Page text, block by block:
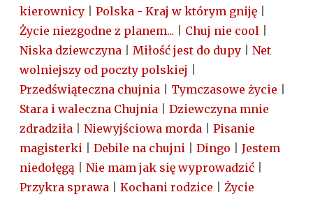
kierownicy
Polska - Kraj w którym gniję
Życie niezgodne z planem...
Chuj nie cool
Niska dziewczyna
Miłość jest do dupy
Net
wolniejszy od poczty polskiej
Przedświąteczna chujnia
Tymczasowe życie
Stara i waleczna Chujnia
Dziewczyna mnie
zdradziła
Niewyjściowa morda
Pisanie
magisterki
Debile na chujni Dingo
Jestem
niedołęgą
Nie mam jak się wyprowadzić
Przykra sprawa
Kochani rodzice
Życie